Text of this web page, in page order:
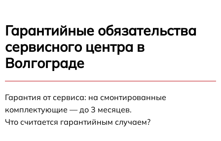
Гарантийные обязательства
сервисного центра в
Волгограде
Гарантия от сервиса: на смонтированные
комплектующие — до 3 месяцев.
Что считается гарантийным случаем?